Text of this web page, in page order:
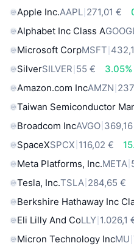
Apple Inc.AAPL 271,01 €
Alphabet Inc Class A
Microsoft CorpMSFT
SilverSILVER 55 €
3.05%
Amazon.com IncAMZN
Taiwan Semiconductor
Broadcom IncAVGO
SpaceXSPCX 116,02 €
Meta Platforms, Inc.META
Tesla, Inc.TSLA 284,65 €
Berkshire Hathaway Inc
Eli Lilly And CoLLY 1.026,1
Micron Technology IncMU